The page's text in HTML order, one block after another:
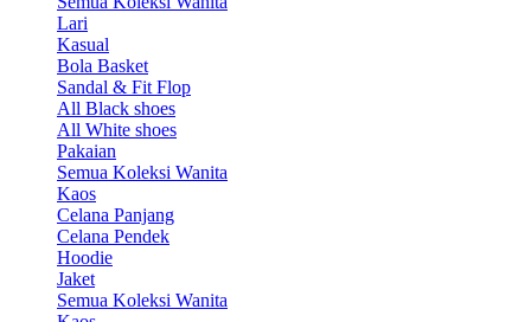
Lari
Kasual
Bola Basket
Sandal & Fit Flop
All Black shoes
All White shoes
Pakaian
Semua Koleksi Wanita
Kaos
Celana Panjang
Celana Pendek
Hoodie
Jaket
Semua Koleksi Wanita